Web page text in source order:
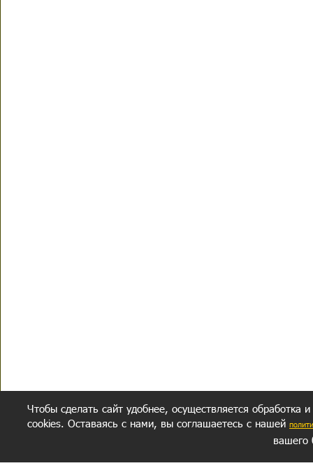
Чтобы сделать сайт удобнее, осуществляется обработка
cookies. Оставаясь с нами, вы соглашаетесь с нашей
вашего